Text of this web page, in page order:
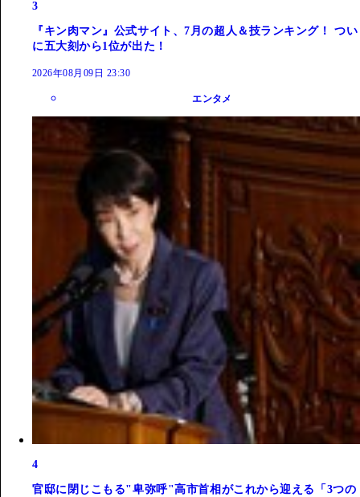
3
『キン肉マン』公式サイト、7月の超人＆技ランキング！ つい
に五大刻から1位が出た！
2026年08月09日 23:30
エンタメ
4
官邸に閉じこもる"卑弥呼"高市首相がこれから迎える「3つの